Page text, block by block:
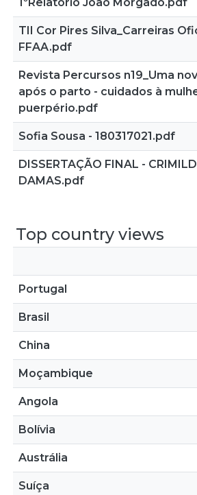
TII Cor Pires Silva_Carreiras
FFAA.pdf
Revista Percursos n19_Uma
após o parto - cuidados à
puerpério.pdf
Sofia Sousa - 180317021.pdf
DISSERTAÇÃO FINAL -
DAMAS.pdf
Top country views
Portugal
Brasil
China
Moçambique
Angola
Bolívia
Austrália
Suíça